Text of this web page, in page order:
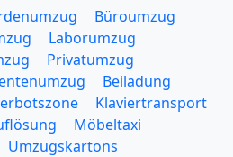
Büroumzug
Laborumzug
Privatumzug
Beiladung
Klaviertransport
Möbeltaxi
Umzugskartons